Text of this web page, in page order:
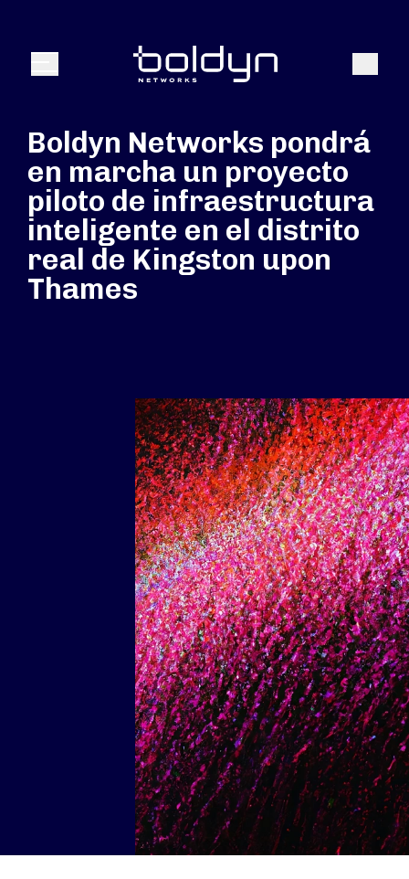
Menú Buscar
Boldyn Networks pondrá
en marcha un proyecto
piloto de infraestructura
inteligente en el distrito
real de Kingston upon
Thames